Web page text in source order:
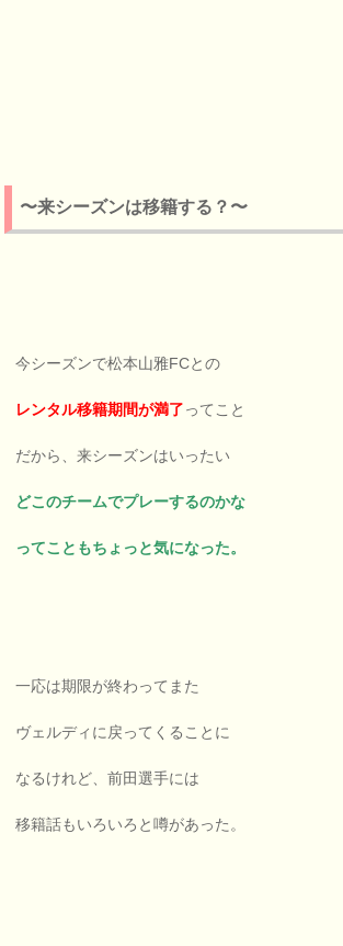
〜来シーズンは移籍する？〜
今シーズンで松本山雅FCとの
レンタル移籍期間が満了ってこと
だから、来シーズンはいったい
どこのチームでプレーするのかな
ってこともちょっと気になった。
一応は期限が終わってまた
ヴェルディに戻ってくることに
なるけれど、前田選手には
移籍話もいろいろと噂があった。